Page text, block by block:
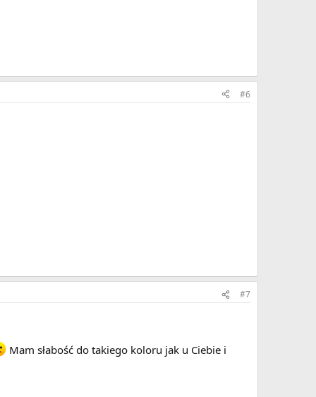
#6
#7
Mam słabość do takiego koloru jak u Ciebie i